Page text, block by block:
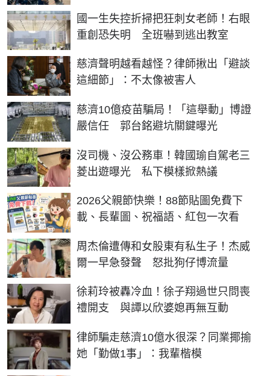
國一生失控折掃把狂刺女老師！右眼
重創恐失明 全班嚇到逃出教室
慈濟聲明越看越怪？律師揪出「避談
這細節」：不太像被害人
慈濟10億疫苗騙局！「這舉動」博證
嚴信任 郭台銘避坑關鍵曝光
沒司機、沒公務車！韓國瑜自駕老三
菱出遊曝光 私下模樣掀熱議
2026父親節快樂！88節貼圖免費下
載、長輩圖、祝福語、紅包一次看
周杰倫遭傳和女股東有私生子！杰威
爾一早急發聲 怒批狗仔博流量
徐莉玲被轟冷血！徐子翔過世只問喪
禮開支 與譚以欣婆媳再無互動
律師騙走慈濟10億水很深？同業揶揄
她「勤做1事」：我輩楷模